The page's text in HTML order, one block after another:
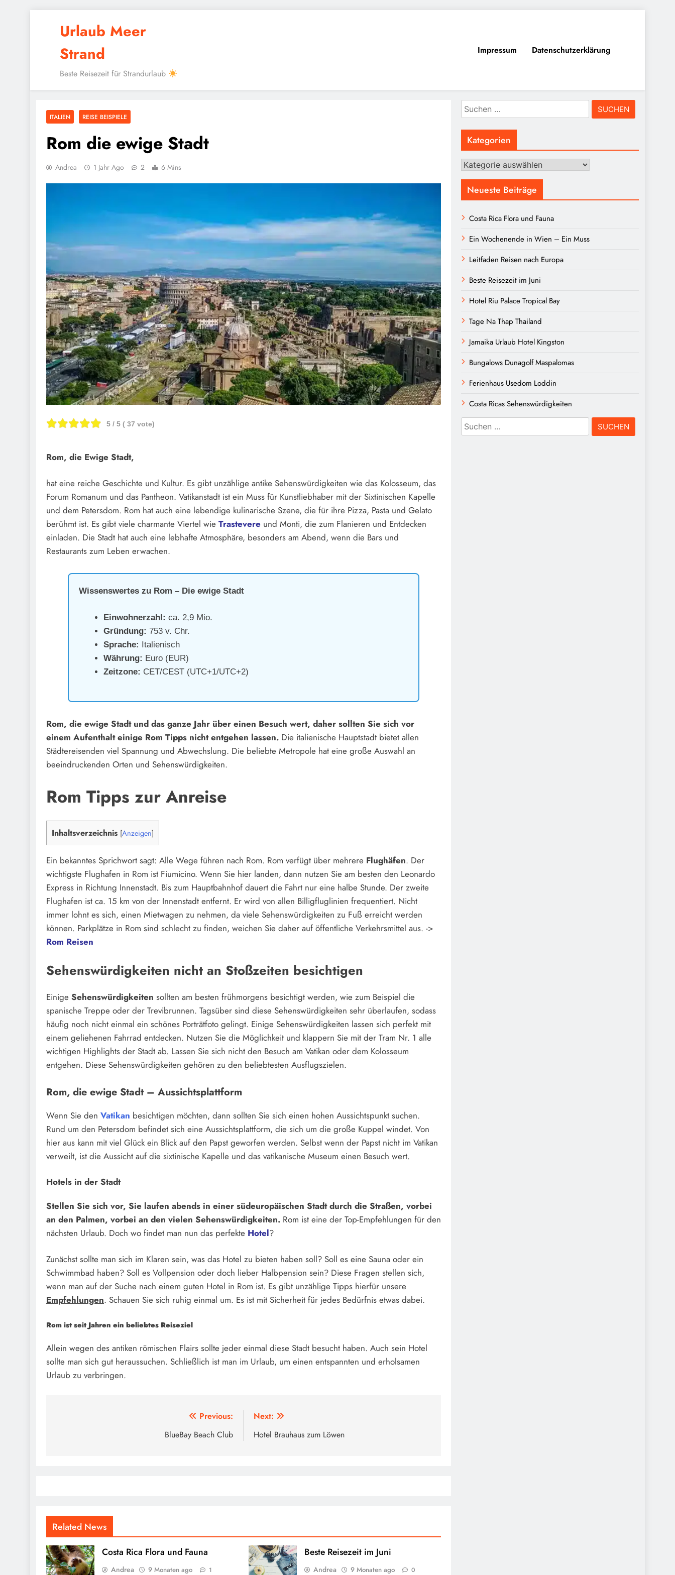
Urlaub Meer
Strand
Beste Reisezeit für Strandurlaub
Impressum Datenschutzerklärung
ITALIEN REISE BEISPIELE
Rom die ewige Stadt
Andrea 1 Jahr Ago 2 6 Mins
5 / 5 ( 37 vote)
Rom, die Ewige Stadt,
hat eine reiche Geschichte und Kultur. Es gibt unzählige antike Sehenswürdigkeiten wie das Kolosseum, das
Forum Romanum und das Pantheon. Vatikanstadt ist ein Muss für Kunstliebhaber mit der Sixtinischen Kapelle
und dem Petersdom. Rom hat auch eine lebendige kulinarische Szene, die für ihre Pizza, Pasta und Gelato
berühmt ist. Es gibt viele charmante Viertel wie Trastevere und Monti, die zum Flanieren und Entdecken
einladen. Die Stadt hat auch eine lebhafte Atmosphäre, besonders am Abend, wenn die Bars und
Restaurants zum Leben erwachen.
Wissenswertes zu Rom – Die ewige Stadt
Einwohnerzahl: ca. 2,9 Mio.
Gründung: 753 v. Chr.
Sprache: Italienisch
Währung: Euro (EUR)
Zeitzone: CET/CEST (UTC+1/UTC+2)
Rom, die ewige Stadt und das ganze Jahr über einen Besuch wert, daher sollten Sie sich vor
einem Aufenthalt einige Rom Tipps nicht entgehen lassen. Die italienische Hauptstadt bietet allen
Städtereisenden viel Spannung und Abwechslung. Die beliebte Metropole hat eine große Auswahl an
beeindruckenden Orten und Sehenswürdigkeiten.
Rom Tipps zur Anreise
Inhaltsverzeichnis [Anzeigen]
Ein bekanntes Sprichwort sagt: Alle Wege führen nach Rom. Rom verfügt über mehrere Flughäfen. Der
wichtigste Flughafen in Rom ist Fiumicino. Wenn Sie hier landen, dann nutzen Sie am besten den Leonardo
Express in Richtung Innenstadt. Bis zum Hauptbahnhof dauert die Fahrt nur eine halbe Stunde. Der zweite
Flughafen ist ca. 15 km von der Innenstadt entfernt. Er wird von allen Billigfluglinien frequentiert. Nicht
immer lohnt es sich, einen Mietwagen zu nehmen, da viele Sehenswürdigkeiten zu Fuß erreicht werden
können. Parkplätze in Rom sind schlecht zu finden, weichen Sie daher auf öffentliche Verkehrsmittel aus. ->
Rom Reisen
Sehenswürdigkeiten nicht an Stoßzeiten besichtigen
Einige Sehenswürdigkeiten sollten am besten frühmorgens besichtigt werden, wie zum Beispiel die
spanische Treppe oder der Trevibrunnen. Tagsüber sind diese Sehenswürdigkeiten sehr überlaufen, sodass
häufig noch nicht einmal ein schönes Porträtfoto gelingt. Einige Sehenswürdigkeiten lassen sich perfekt mit
einem geliehenen Fahrrad entdecken. Nutzen Sie die Möglichkeit und klappern Sie mit der Tram Nr. 1 alle
wichtigen Highlights der Stadt ab. Lassen Sie sich nicht den Besuch am Vatikan oder dem Kolosseum
entgehen. Diese Sehenswürdigkeiten gehören zu den beliebtesten Ausflugszielen.
Rom, die ewige Stadt – Aussichtsplattform
Wenn Sie den Vatikan besichtigen möchten, dann sollten Sie sich einen hohen Aussichtspunkt suchen.
Rund um den Petersdom befindet sich eine Aussichtsplattform, die sich um die große Kuppel windet. Von
hier aus kann mit viel Glück ein Blick auf den Papst geworfen werden. Selbst wenn der Papst nicht im Vatikan
verweilt, ist die Aussicht auf die sixtinische Kapelle und das vatikanische Museum einen Besuch wert.
Hotels in der Stadt
Stellen Sie sich vor, Sie laufen abends in einer südeuropäischen Stadt durch die Straßen, vorbei
an den Palmen, vorbei an den vielen Sehenswürdigkeiten. Rom ist eine der Top-Empfehlungen für den
nächsten Urlaub. Doch wo findet man nun das perfekte Hotel?
Zunächst sollte man sich im Klaren sein, was das Hotel zu bieten haben soll? Soll es eine Sauna oder ein
Schwimmbad haben? Soll es Vollpension oder doch lieber Halbpension sein? Diese Fragen stellen sich,
wenn man auf der Suche nach einem guten Hotel in Rom ist. Es gibt unzählige Tipps hierfür unsere
Empfehlungen. Schauen Sie sich ruhig einmal um. Es ist mit Sicherheit für jedes Bedürfnis etwas dabei.
Rom ist seit Jahren ein beliebtes Reiseziel
Allein wegen des antiken römischen Flairs sollte jeder einmal diese Stadt besucht haben. Auch sein Hotel
sollte man sich gut heraussuchen. Schließlich ist man im Urlaub, um einen entspannten und erholsamen
Urlaub zu verbringen.
Previous:
BlueBay Beach Club
Next:
Hotel Brauhaus zum Löwen
Related News
Costa Rica Flora und Fauna
Andrea 9 Monaten ago 1
Beste Reisezeit im Juni
Andrea 9 Monaten ago 0
Suchen
nach:
Kategorien
Kategorien
Neueste Beiträge
Costa Rica Flora und Fauna
Ein Wochenende in Wien – Ein Muss
Leitfaden Reisen nach Europa
Beste Reisezeit im Juni
Hotel Riu Palace Tropical Bay
Tage Na Thap Thailand
Jamaika Urlaub Hotel Kingston
Bungalows Dunagolf Maspalomas
Ferienhaus Usedom Loddin
Costa Ricas Sehenswürdigkeiten
Suchen
nach: